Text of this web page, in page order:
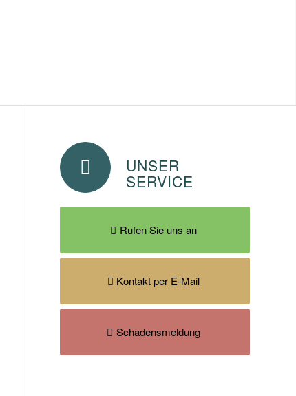
UNSER
SERVICE
Rufen Sie uns an
Kontakt per E-Mail
Schadensmeldung